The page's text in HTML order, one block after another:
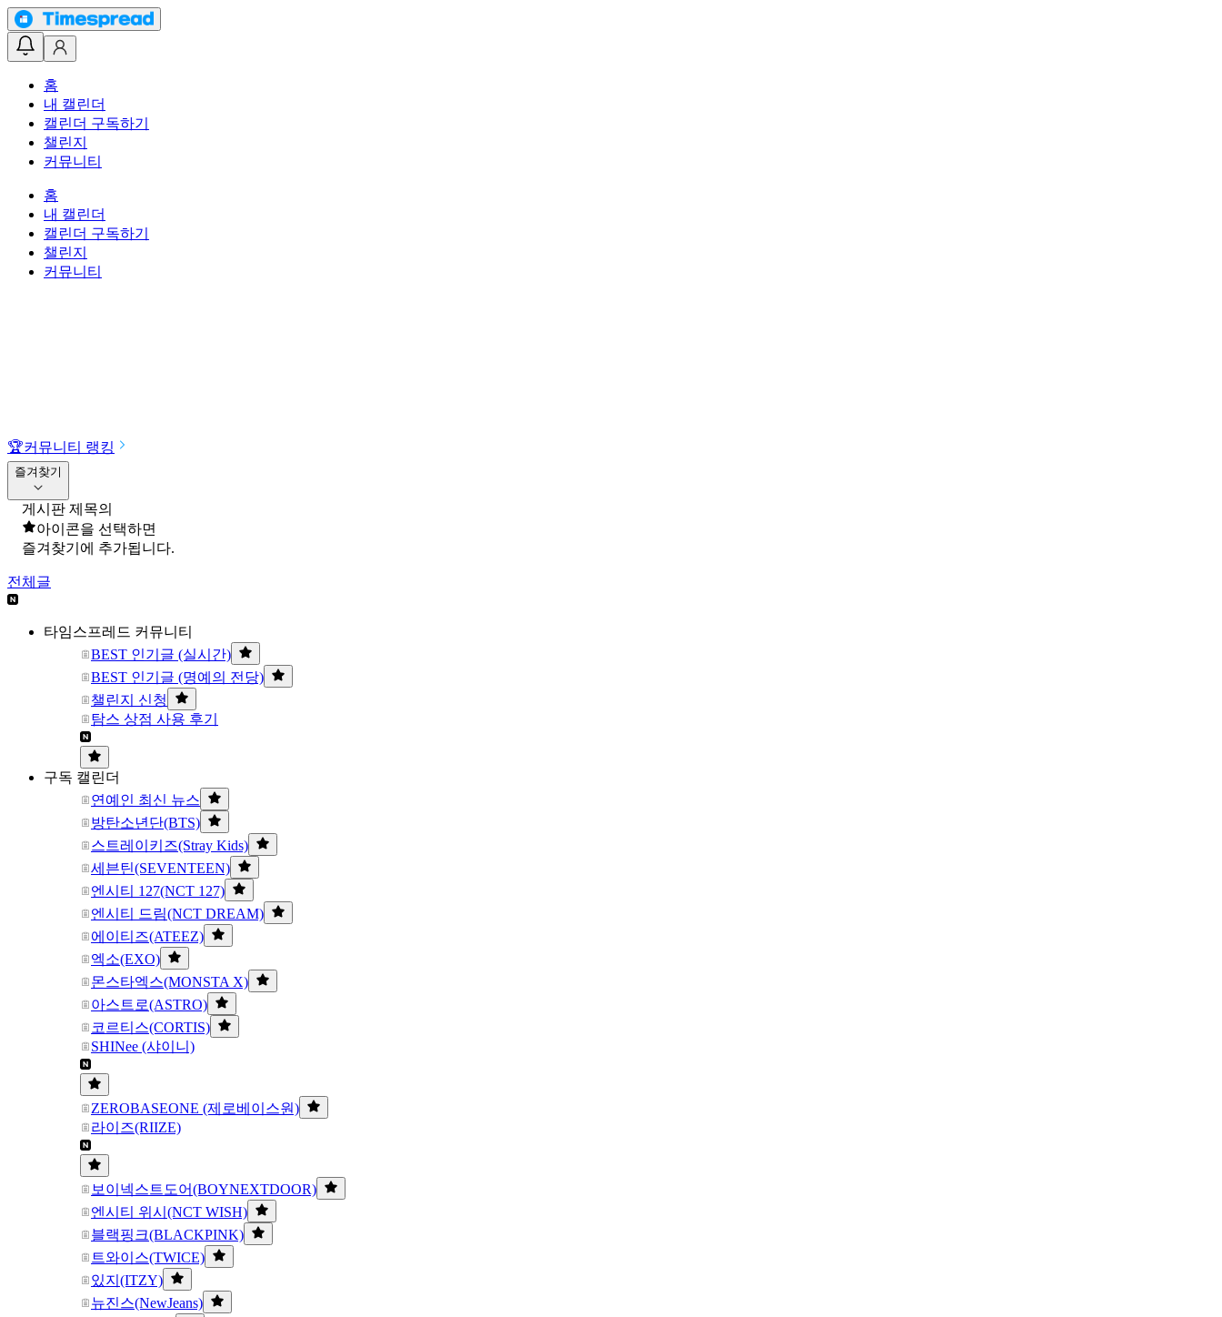
홈
내 캘린더
캘린더 구독하기
챌린지
커뮤니티
홈
내 캘린더
캘린더 구독하기
챌린지
커뮤니티
🏆커뮤니티 랭킹
즐겨찾기
게시판 제목의
아이콘을 선택하면
즐겨찾기에 추가됩니다.
전체글
타임스프레드 커뮤니티
BEST 인기글 (실시간)
BEST 인기글 (명예의 전당)
챌린지 신청
탐스 상점 사용 후기
구독 캘린더
연예인 최신 뉴스
방탄소년단(BTS)
스트레이키즈(Stray Kids)
세븐틴(SEVENTEEN)
엔시티 127(NCT 127)
엔시티 드림(NCT DREAM)
에이티즈(ATEEZ)
엑소(EXO)
몬스타엑스(MONSTA X)
아스트로(ASTRO)
코르티스(CORTIS)
SHINee (샤이니)
ZEROBASEONE (제로베이스원)
라이즈(RIIZE)
보이넥스트도어(BOYNEXTDOOR)
엔시티 위시(NCT WISH)
블랙핑크(BLACKPINK)
트와이스(TWICE)
있지(ITZY)
뉴진스(NewJeans)